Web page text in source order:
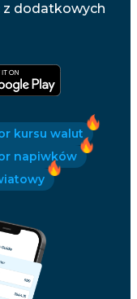
z dodatkowych
kursu walut
napiwków